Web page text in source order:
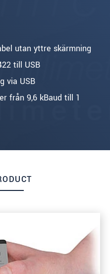
utan yttre skärmning
till USB
via USB
från 9,6 kBaud till 1